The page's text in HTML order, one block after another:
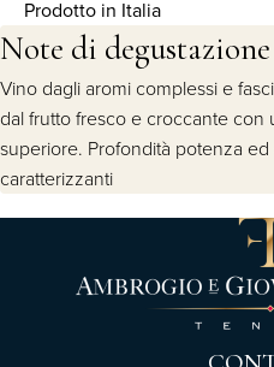
Prodotto in Italia
Note di degustazione
Vino dagli aromi complessi e
dal frutto fresco e croccante con
superiore. Profondità potenza
caratterizzanti